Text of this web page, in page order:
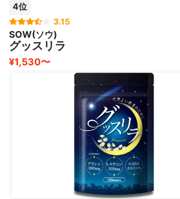
4位
3.15
SOW(ソウ)
グッスリラ
¥1,530〜